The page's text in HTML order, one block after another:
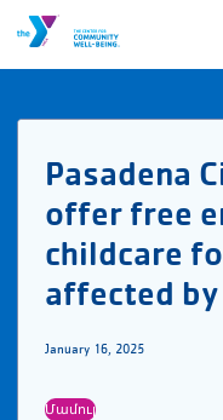
Pasadena
offer free
childcare
affected
January 16, 2025
Մամուլ